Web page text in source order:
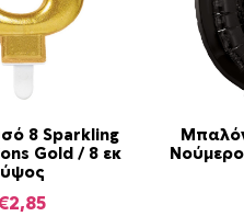
6
σ
8 Sparkling
Gold / 8 εκ
ύψος
2,85